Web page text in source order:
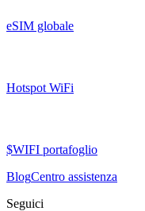
eSIM globale
Hotspot WiFi
$WIFI portafoglio
BlogCentro assistenza
Seguici